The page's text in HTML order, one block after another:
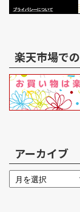
楽天市場で
アーカイブ